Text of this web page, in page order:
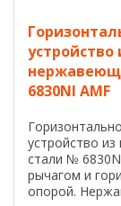
устройство
6830NI AMF
устройство
стали №
рычагом и
опорой.